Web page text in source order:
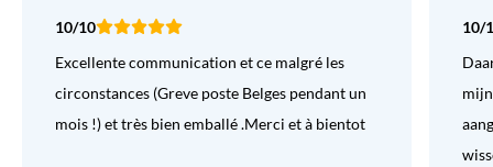
10/10
Excellente communication et ce malgré les
circonstances (Greve poste Belges pendant un
mois !) et très bien emballé .Merci et à bientot
10/